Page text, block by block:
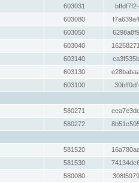
603031
603080
603050
603040
603140
603130
603100
580271
580272
581520
581530
580080